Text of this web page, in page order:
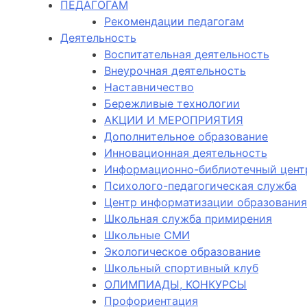
ПЕДАГОГАМ
Рекомендации педагогам
Деятельность
Воспитательная деятельность
Внеурочная деятельность
Наставничество
Бережливые технологии
АКЦИИ И МЕРОПРИЯТИЯ
Дополнительное образование
Инновационная деятельность
Информационно-библиотечный
Психолого-педагогическая служба
Центр информатизации образования
Школьная служба примирения
Школьные СМИ
Экологическое образование
Школьный спортивный клуб
ОЛИМПИАДЫ, КОНКУРСЫ
Профориентация